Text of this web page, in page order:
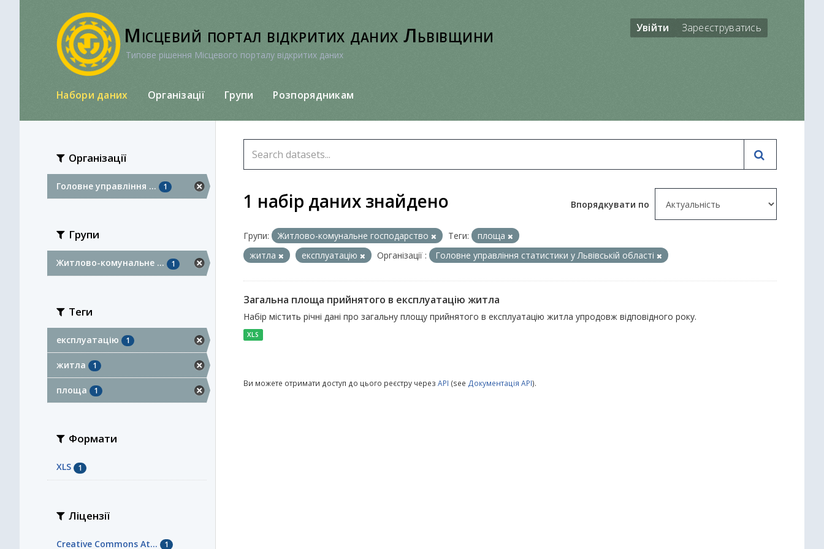
Місцевий портал відкритих даних Львівщини
Типове рішення Місцевого порталу відкритих даних
Увійти Зареєструватись
Набори даних Організації Групи Розпорядникам
Організації
Головне управління ... 1
Групи
Житлово-комунальне ... 1
Теги
експлуатацію 1
житла 1
площа 1
Формати
XLS 1
Ліцензії
Creative Commons At... 1
Впорядкувати по
1 набір даних знайдено
Групи: Житлово-комунальне господарство Теги:
площа
житла
експлуатацію Організації : Головне управління статистики у Львівській області
Загальна площа прийнятого в експлуатацію житла
Набір містить річні дані про загальну площу прийнятого в експлуатацію житла упродовж відповідного року.
XLS
Ви можете отримати доступ до цього реєстру через API (see Документація API).